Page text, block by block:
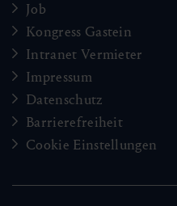
Job
Kongress Gastein
Intranet Vermieter
Impressum
Datenschutz
Barrierefreiheit
Cookie Einstellungen